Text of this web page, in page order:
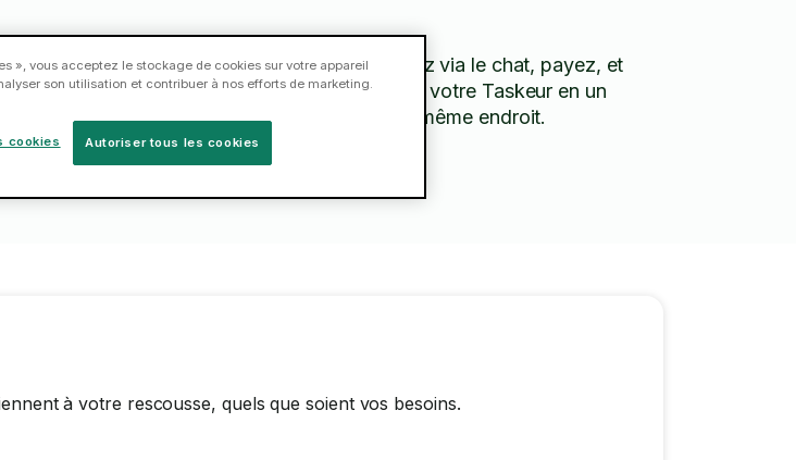
un Taskeur dès
3
Discutez via le chat, payez, et
évaluez votre Taskeur en un
seul et même endroit.
à votre rescousse, quels que soient vos besoins.
», vous acceptez le stockage de cookies sur votre appareil
son utilisation et contribuer à nos efforts de marketing.
Autoriser tous les cookies
cookies